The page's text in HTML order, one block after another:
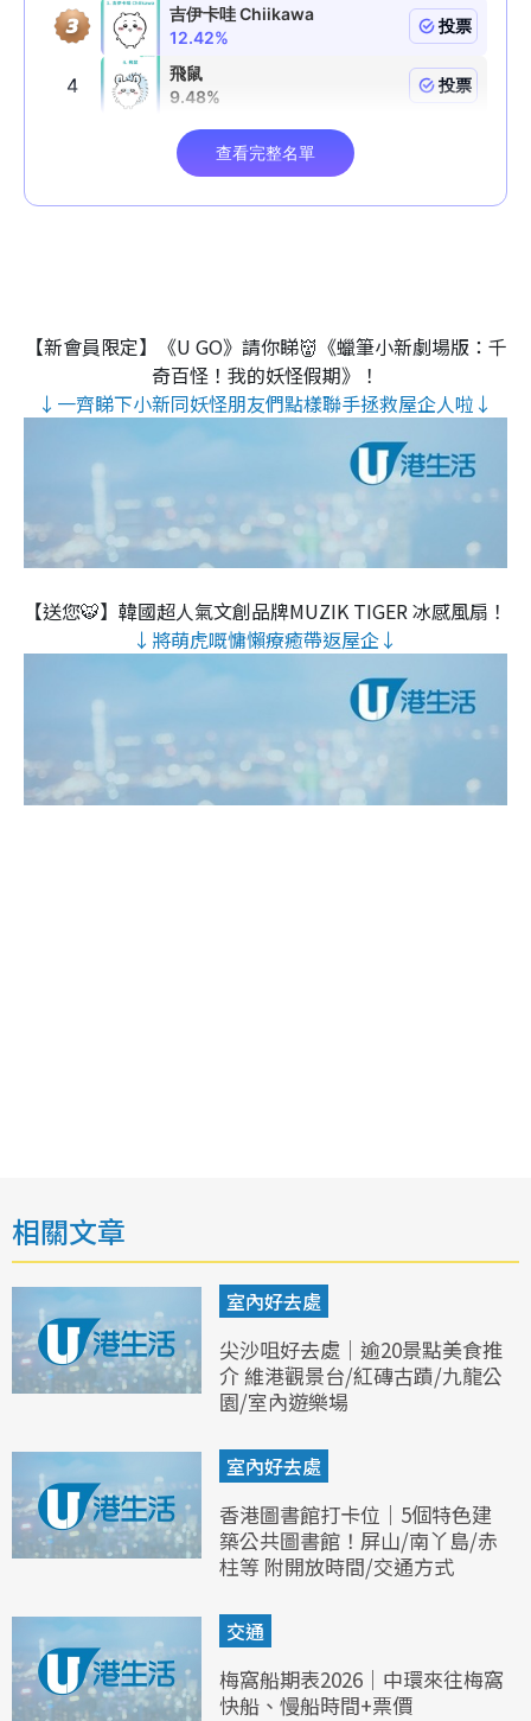
【新會員限定】《U GO》請你睇👹《蠟筆小新劇場版：千
奇百怪！我的妖怪假期》！
↓一齊睇下小新同妖怪朋友們點樣聯手拯救屋企人啦↓
【送您🐯】韓國超人氣文創品牌MUZIK TIGER 冰感風扇！
↓將萌虎嘅慵懶療癒帶返屋企↓
相關文章
室內好去處
尖沙咀好去處｜逾20景點美食推
介 維港觀景台/紅磚古蹟/九龍公
園/室內遊樂場
室內好去處
香港圖書館打卡位｜5個特色建
築公共圖書館！屏山/南丫島/赤
柱等 附開放時間/交通方式
交通
梅窩船期表2026｜中環來往梅窩
快船、慢船時間+票價